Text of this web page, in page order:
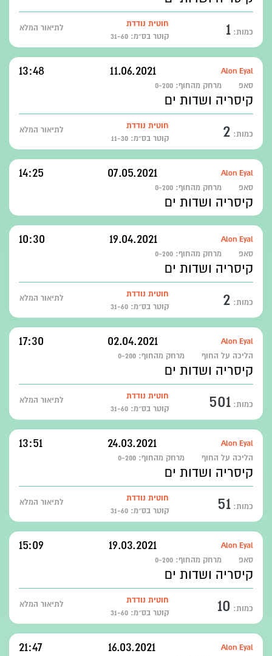
כמות: 1
חוטית נודדת
קוטר בס״מ: 31-60
לתיאור המלא
Alon Eyal
11.06.2021
13:48
סאפ מרחק מהחוף: 0-200
קיסריה ושדות ים
כמות: 2
חוטית נודדת
קוטר בס״מ: 11-30
לתיאור המלא
Alon Eyal
07.05.2021
14:25
סאפ מרחק מהחוף: 0-200
קיסריה ושדות ים
Alon Eyal
19.04.2021
10:30
סאפ מרחק מהחוף: 0-200
קיסריה ושדות ים
כמות: 2
חוטית נודדת
קוטר בס״מ: 31-60
לתיאור המלא
Alon Eyal
02.04.2021
17:30
הליכה על החוף מרחק מהחוף: 0-200
קיסריה ושדות ים
כמות: 501
חוטית נודדת
קוטר בס״מ: 31-60
לתיאור המלא
Alon Eyal
24.03.2021
13:51
הליכה על החוף מרחק מהחוף: 0-200
קיסריה ושדות ים
כמות: 51
חוטית נודדת
קוטר בס״מ: 31-60
לתיאור המלא
Alon Eyal
19.03.2021
15:09
סאפ מרחק מהחוף: 0-200
קיסריה ושדות ים
כמות: 10
חוטית נודדת
קוטר בס״מ: 31-60
לתיאור המלא
Alon Eyal
16.03.2021
21:47